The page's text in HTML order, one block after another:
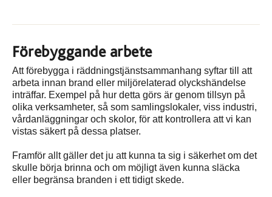
Förebyggande arbete
Att förebygga i räddningstjänstsammanhang syftar till att
arbeta innan brand eller miljörelaterad olyckshändelse
inträffar. Exempel på hur detta görs är genom tillsyn på
olika verksamheter, så som samlingslokaler, viss industri,
vårdanläggningar och skolor, för att kontrollera att vi kan
vistas säkert på dessa platser.
Framför allt gäller det ju att kunna ta sig i säkerhet om det
skulle börja brinna och om möjligt även kunna släcka
eller begränsa branden i ett tidigt skede.